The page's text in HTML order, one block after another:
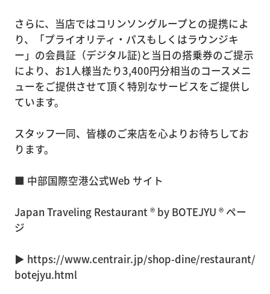
さらに、当店ではコリンソングループとの提携によ
り、「プライオリティ・パスもしくはラウンジキ
ー」の会員証（デジタル証)と当日の搭乗券のご提示
により、お1人様当たり3,400円分相当のコースメニ
ューをご提供させて頂く特別なサービスをご提供し
ています。
スタッフ一同、皆様のご来店を心よりお待ちしてお
ります。
■ 中部国際空港公式Web サイト
Japan Traveling Restaurant ® by BOTEJYU ® ペー
ジ
▶ https://www.centrair.jp/shop-dine/restaurant/
botejyu.html